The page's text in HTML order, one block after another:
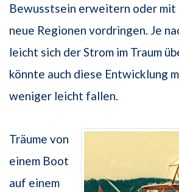
Bewusstsein erweitern oder mit
neue Regionen vordringen. Je
leicht sich der Strom im Traum
könnte auch diese Entwicklung
weniger leicht fallen.
Träume von
einem Boot
auf einem